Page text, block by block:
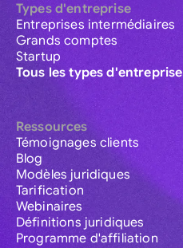
Types d'entreprise
Entreprises intermédiaires
Grands comptes
Startup
Tous les types d'entreprise
Ressources
Témoignages clients
Blog
Modèles juridiques
Tarification
Webinaires
Définitions juridiques
Programme d'affiliation